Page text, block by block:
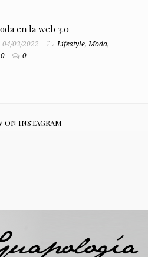
en la web 3.0
04/03/2022 Lifestyle,Moda,
0
ON INSTAGRAM